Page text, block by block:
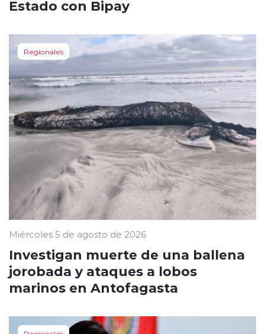
Estado con Bipay
Regionales
Miércoles 5 de agosto de 2026
Investigan muerte de una ballena
jorobada y ataques a lobos
marinos en Antofagasta